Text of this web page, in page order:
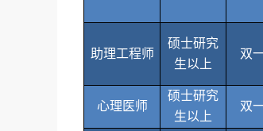
助理工程师
硕士研究
生以上
双
心理医师
硕士研究
生以上
双